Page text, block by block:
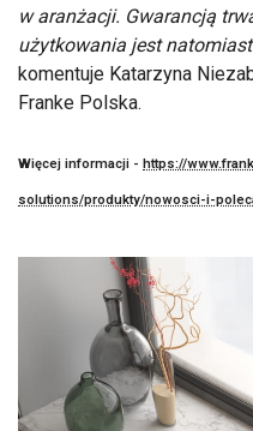
w aranżacji. Gwarancją
użytkowania jest
komentuje Katarzyna
Franke Polska.
Więcej informacji - https://
solutions/produkty/nowosci-i-